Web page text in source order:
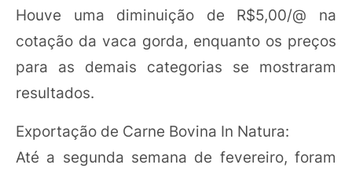
Houve uma diminuição de R$5,00/@ na
cotação da vaca gorda, enquanto os preços
para as demais categorias se mostraram
resultados.
Exportação de Carne Bovina In Natura:
Até a segunda semana de fevereiro, foram